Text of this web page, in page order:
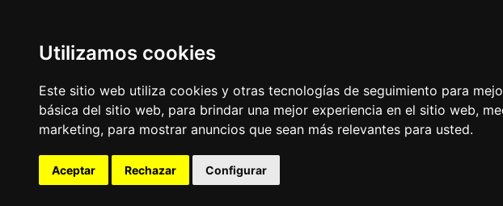
Utilizamos cookies
Este sitio web utiliza cookies y otras tecnologías de seguimiento para
básica del sitio web, para brindar una mejor experiencia en el sitio web,
marketing, para mostrar anuncios que sean más relevantes para usted.
Aceptar Rechazar Configurar